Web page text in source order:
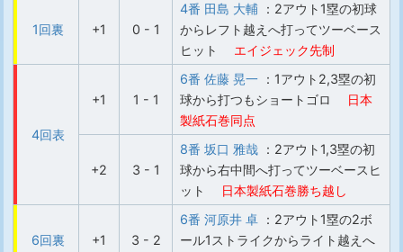
1回裏 +1 0 - 1
4番 田島 大輔 ：2アウト1塁の初球
からレフト越えへ打ってツーベース
ヒット
エイジェック先制
4回表
+1 1 - 1
6番 佐藤 晃一 ：1アウト2,3塁の初
球から打つもショートゴロ
日本
製紙石巻同点
+2 3 - 1
8番 坂口 雅哉 ：2アウト1,3塁の初
球から右中間へ打ってツーベースヒ
ット
日本製紙石巻勝ち越し
6回裏 +1 3 - 2
6番 河原井 卓 ：2アウト1塁の2ボ
ール1ストライクからライト越えへ